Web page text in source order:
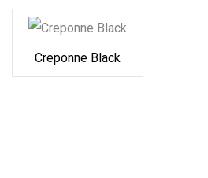
Creponne Black